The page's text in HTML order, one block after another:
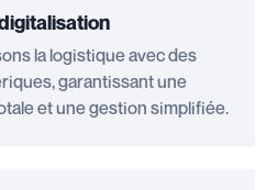
la logistique avec des
garantissant une
et une gestion simplifiée.